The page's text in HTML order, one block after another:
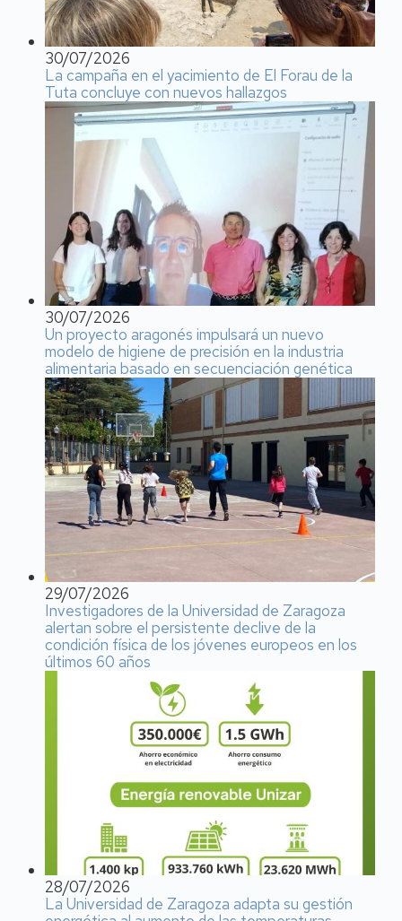
30/07/2026
La campaña en el yacimiento de El Forau de la
Tuta concluye con nuevos hallazgos
30/07/2026
Un proyecto aragonés impulsará un nuevo
modelo de higiene de precisión en la industria
alimentaria basado en secuenciación genética
29/07/2026
Investigadores de la Universidad de Zaragoza
alertan sobre el persistente declive de la
condición física de los jóvenes europeos en los
últimos 60 años
28/07/2026
La Universidad de Zaragoza adapta su gestión